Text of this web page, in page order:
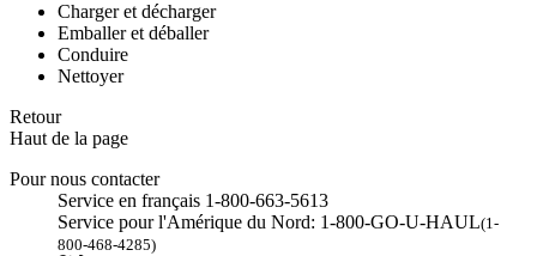
Charger et décharger
Emballer et déballer
Conduire
Nettoyer
Retour
Haut de la page
Pour nous contacter
Service en français 1-800-663-5613
Service pour l'Amérique du Nord: 1-800-GO-U-HAUL(1-
800-468-4285)